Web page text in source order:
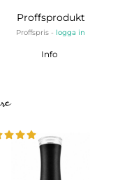
Proffsprodukt
Proffspris - logga in
Info